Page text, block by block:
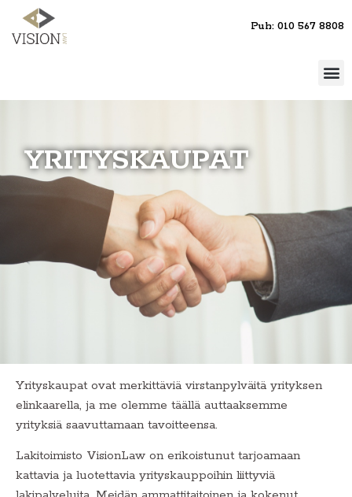
Puh: 010 567 8808
YRITYSKAUPAT
Yrityskaupat ovat merkittäviä virstanpylväitä yrityksen
elinkaarella, ja me olemme täällä auttaaksemme
yrityksiä saavuttamaan tavoitteensa.
Lakitoimisto VisionLaw on erikoistunut tarjoamaan
kattavia ja luotettavia yrityskauppoihin liittyviä